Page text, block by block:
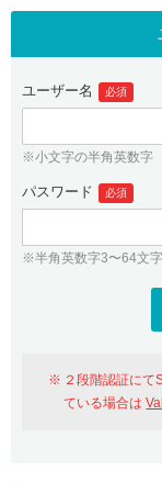
.jpドメインオークショ
gTLDオークション
.jpドメインバックオー
プレミアムドメイン
人気ドメインの種類
WHOIS検索
紹介制度
バリュードメインAPI
ドメイン・ホスティン
従来
おすすめ One
ユーザー名 必須
※小文字の半角英数字
パスワード 必須
※半角英数字3〜64文字
２段階認証に
ている場合は